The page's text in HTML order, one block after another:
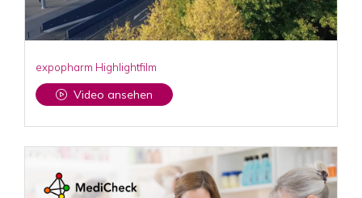
expopharm Highlightfilm
Video ansehen